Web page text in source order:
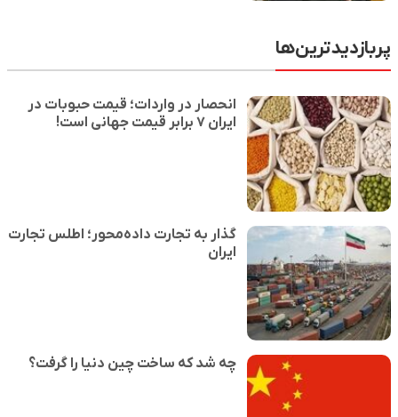
پربازدیدترین‌ها
انحصار در واردات؛ قیمت حبوبات در
ایران ۷ برابر قیمت جهانی است!
گذار به تجارت داده‌محور؛ اطلس تجارت
ایران
چه شد که ساخت چین دنیا را گرفت؟